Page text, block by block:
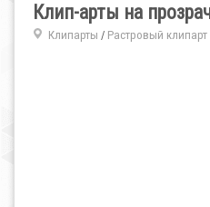
Клип-арты на
Клипарты / Растровый клипарт